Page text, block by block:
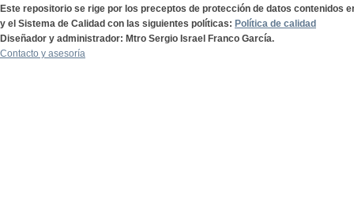
Este repositorio se rige por los preceptos de protección de datos contenidos
y el Sistema de Calidad con las siguientes políticas: Política de calidad
Diseñador y administrador: Mtro Sergio Israel Franco García.
Contacto y asesoría